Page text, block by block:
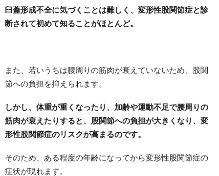
臼蓋形成不全に気づくことは難しく、変形性股関節症と診
断されて初めて知ることがほとんど。
また、若いうちは腰周りの筋肉が衰えていないため、股関
節への負担を抑えられます。
しかし、体重が重くなったり、加齢や運動不足で腰周りの
筋肉が衰えたりすると、股関節への負担が大きくなり、変
形性股関節症のリスクが高まるのです。
そのため、ある程度の年齢になってから変形性股関節症の
症状が現れます。